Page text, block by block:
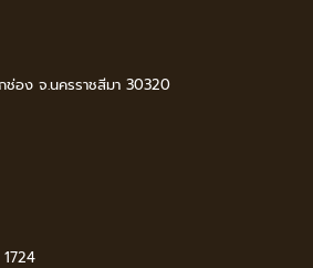
อง จ.นครราชสีมา 30320